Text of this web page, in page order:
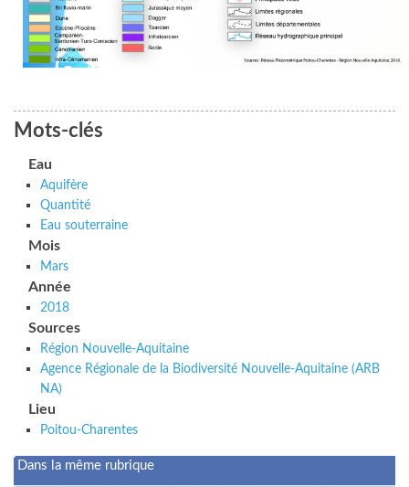
Mots-clés
Eau
Aquifère
Quantité
Eau souterraine
Mois
Mars
Année
2018
Sources
Région Nouvelle-Aquitaine
Agence Régionale de la Biodiversité Nouvelle-Aquitaine (ARB
NA)
Lieu
Poitou-Charentes
Dans la même rubrique